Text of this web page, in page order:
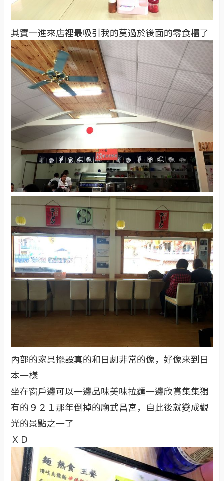
其實一進來店裡最吸引我的莫過於後面的零食櫃了
內部的家具擺設真的和日劇非常的像，好像來到日
本一樣
坐在窗戶邊可以一邊品味美味拉麵一邊欣賞集集獨
有的９２１那年倒掉的廟武昌宮，自此後就變成觀
光的景點之一了
ＸＤ